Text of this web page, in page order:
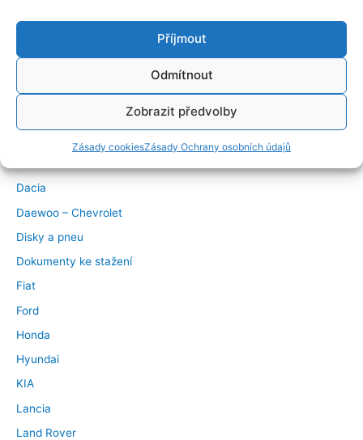
Příjmout
Odmítnout
Zobrazit předvolby
Zásady cookiesZásady Ochrany osobních údajů
Značky vozidel
Alfa Romeo
Audi
Dacia
Daewoo – Chevrolet
Disky a pneu
Dokumenty ke stažení
Fiat
Ford
Honda
Hyundai
KIA
Lancia
Land Rover